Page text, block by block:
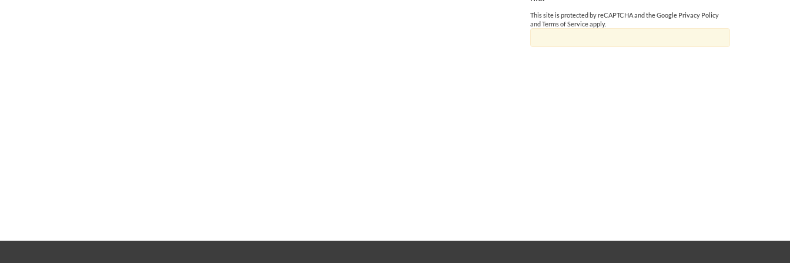
This site is protected by reCAPTCHA and the Google Privacy Policy
andTerms of Serviceapply.